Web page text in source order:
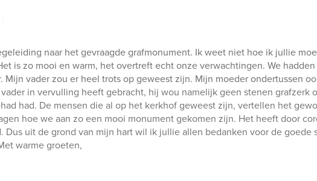
naar het gevraagde grafmonument. Ik weet niet hoe ik jullie
is zo mooi en warm, het overtreft echt onze verwachtingen. We
Mijn vader zou er heel trots op geweest zijn. Mijn moeder ondertussen
in vervulling heeft gebracht, hij wou namelijk geen stenen
had. De mensen die al op het kerkhof geweest zijn, vertellen het
hoe we aan zo een mooi monument gekomen zijn. Het heeft door
Dus uit de grond van mijn hart wil ik jullie allen bedanken voor de
warme groeten,